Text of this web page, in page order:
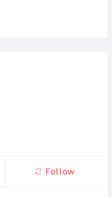
Follow